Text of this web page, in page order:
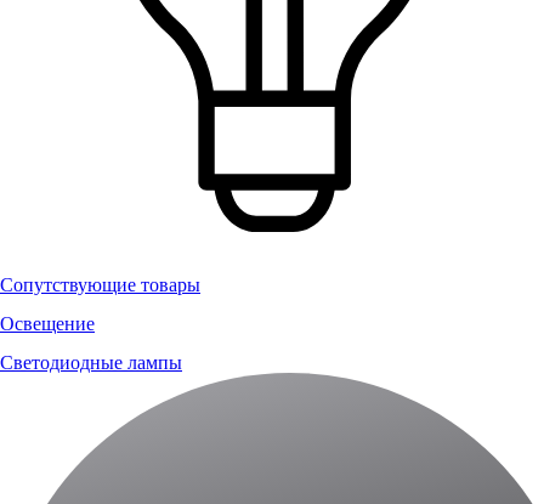
Сопутствующие товары
Освещение
Светодиодные лампы